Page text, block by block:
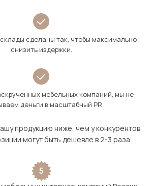
сделаны так, чтобы максимально
снизить издержки.
мебельных компаний, мы не
деньги в масштабный PR.
продукцию ниже, чем у конкурентов.
могут быть дешевле в 2-3 раза.
5